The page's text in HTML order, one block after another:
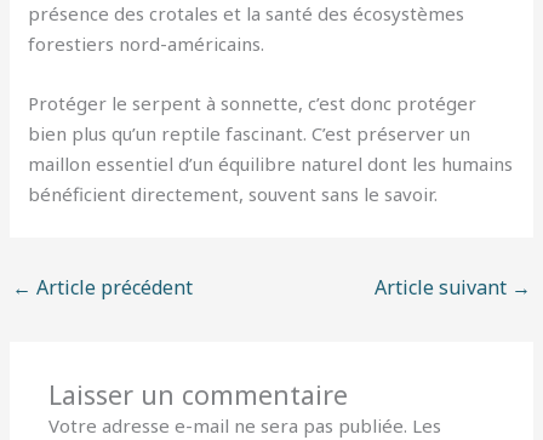
présence des crotales et la santé des écosystèmes
forestiers nord-américains.
Protéger le serpent à sonnette, c’est donc protéger
bien plus qu’un reptile fascinant. C’est préserver un
maillon essentiel d’un équilibre naturel dont les humains
bénéficient directement, souvent sans le savoir.
← Article précédent Article suivant →
Laisser un commentaire
Votre adresse e-mail ne sera pas publiée. Les